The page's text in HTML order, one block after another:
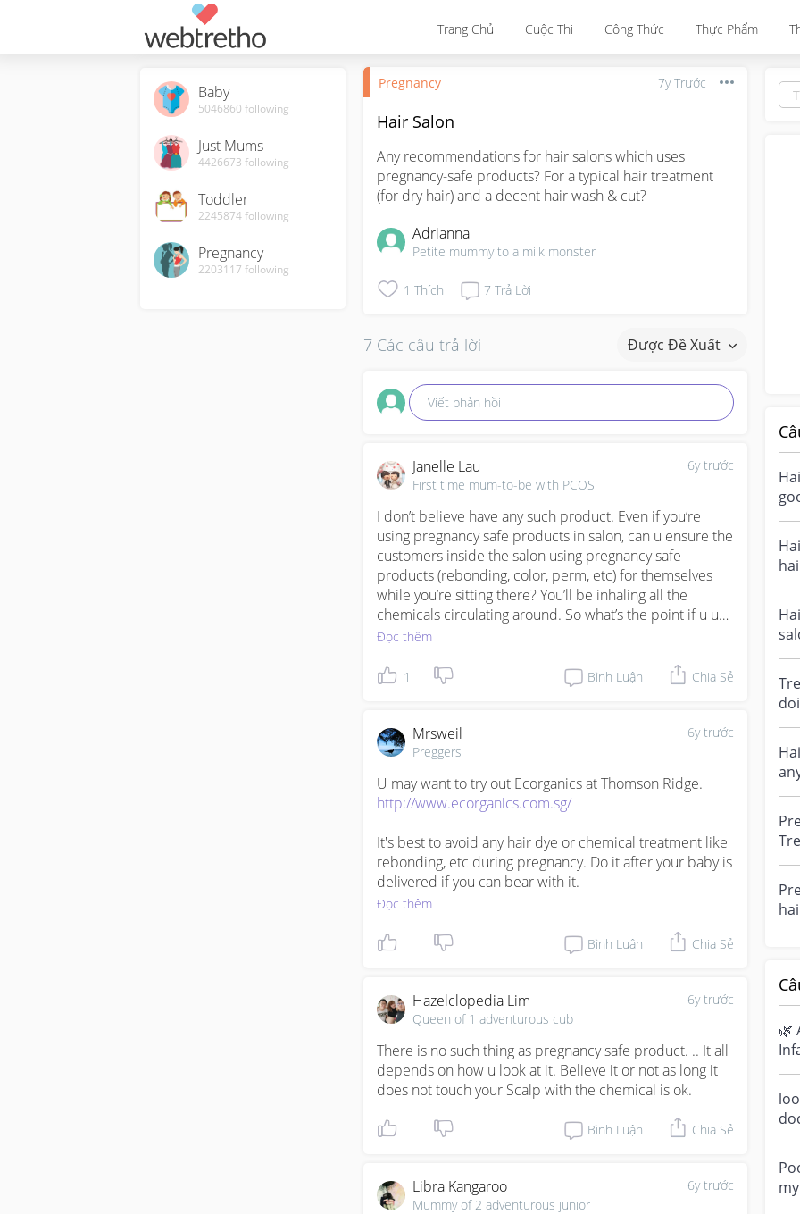
Trang Chủ Cuộc Thi Công Thức Thực Phẩm
Baby
5046860 following
Just Mums
4426673 following
Toddler
2245874following
Pregnancy
2203117 following
Pregnancy 7y Trước
Hair Salon
Any recommendations for hair salons which uses
pregnancy-safe products? For a typical hair treatment
(for dry hair) and a decent hair wash & cut?
Adrianna
Petite mummy to a milk monster
1 Thích 7 Trả Lời
7 Các câu trả lời Được Đề Xuất
Viết phản hồi
6y trước
Janelle Lau
First time mum-to-be with PCOS
I don’t believe have any such product. Even if you’re
using pregnancy safe products in salon, can u ensure the
customers inside the salon using pregnancy safe
products (rebonding, color, perm, etc) for themselves
while you’re sitting there? You’ll be inhaling all the
chemicals circulating around. So what’s the point if u use
and others don’t?
Đọc thêm
1 Bình Luận Chia Sẻ
6y trước
Mrsweil
Preggers
http://www.ecorganics.com.sg/
It's best to avoid any hair dye or chemical treatment like
rebonding, etc during pregnancy. Do it after your baby is
delivered if you can bear with it.
Đọc thêm
Bình Luận Chia Sẻ
6y trước
Hazelclopedia Lim
Queen of 1 adventurous cub
There is no such thing as pregnancy safe product. .. It all
depends on how u look at it. Believe it or not as long it
does not touch your Scalp with the chemical is ok.
Bình Luận Chia Sẻ
6y trước
Libra Kangaroo
Mummy of 2 adventurous junior
🌿
a